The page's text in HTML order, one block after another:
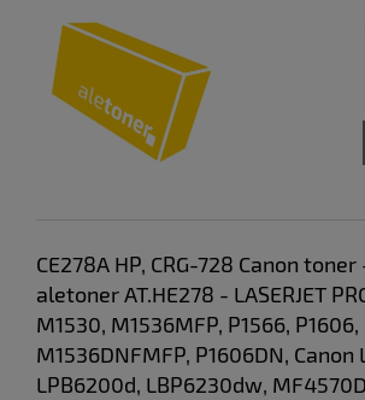
CE278A HP, CRG-728 Canon
aletoner AT.HE278 - LASERJET
M1530, M1536MFP, P1566, P1606,
M1536DNFMFP, P1606DN, Canon
LPB6200d, LBP6230dw,